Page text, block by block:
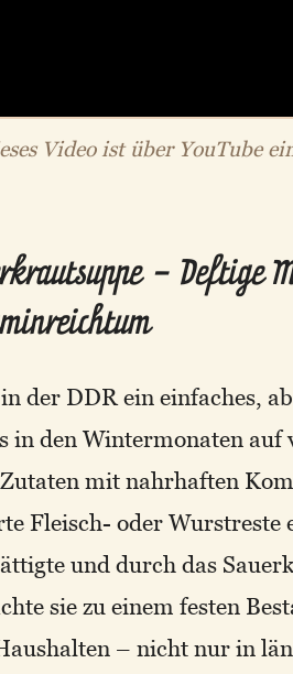
Video ist über YouTube
– Deftige
der DDR ein einfaches,
in den Wintermonaten auf
mit nahrhaften
Fleisch- oder Wurstreste
und durch das
sie zu einem festen
– nicht nur in